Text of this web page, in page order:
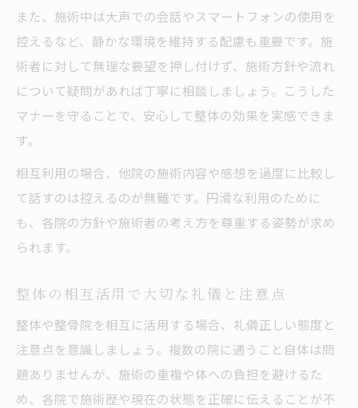
整体相互活用でトラブルを防ぐ方法
整体施術時の服装や下着の選び方ガイド
整体施術時に適した服装と下着の選び方
整体での下着の扱いと注意ポイント解説
整体時に快適な服装を選ぶための基準
整体施術での締め付けを避ける服装の工夫
整体を安全に楽しむコツとポイント徹底解説
整体施術時のリラックス方法と注意事項
整体相互活用で快適さを追求するコツ
また、施術中は大声での会話やスマートフォンの使用を
控えるなど、静かな環境を維持する配慮も重要です。施
術者に対して無理な要望を押し付けず、施術方針や流れ
について疑問があれば丁寧に相談しましょう。こうした
マナーを守ることで、安心して整体の効果を実感できま
す。
相互利用の場合、他院の施術内容や感想を過度に比較し
て話すのは控えるのが無難です。円滑な利用のために
も、各院の方針や施術者の考え方を尊重する姿勢が求め
られます。
整体の相互活用で大切な礼儀と注意点
整体や整骨院を相互に活用する場合、礼儀正しい態度と
注意点を意識しましょう。複数の院に通うこと自体は問
題ありませんが、施術の重複や体への負担を避けるた
め、各院で施術歴や現在の状態を正確に伝えることが不